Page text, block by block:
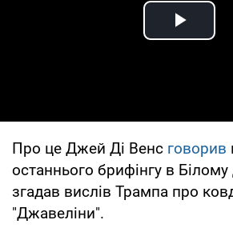
Play
Про це Джей Ді Венс говорив
останнього брифінгу в Білому
згадав вислів Трампа про
"Джавеліни".